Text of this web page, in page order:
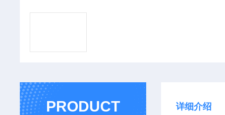
PRODUCT 详细介绍